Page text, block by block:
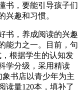
书，要能引导孩子们
兴趣和习惯。
书，养成阅读的兴趣
能力之一。目前，句
根据学生的认知发
学分级，采用精读
书店以青少年为主
读量120本，填补了